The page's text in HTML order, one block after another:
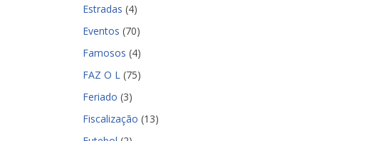
Estradas (4)
Eventos (70)
Famosos (4)
FAZ O L (75)
Feriado (3)
Fiscalização (13)